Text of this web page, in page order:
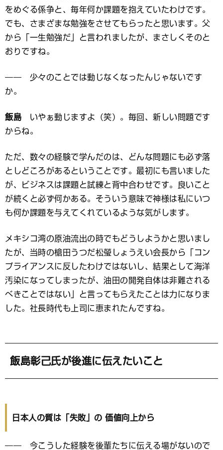
をめぐる係争と、毎年何か課題を抱えていたわけです。
でも、さまざまな勉強をさせてもらったと思います。父
から「一生勉強だ」と言われましたが、まさしくそのと
おりですね。
―― 少々のことでは動じなくなったんじゃないです
か。
飯島 いやぁ動じますよ（笑）。毎回、新しい問題です
からね。
ただ、数々の経験で学んだのは、どんな問題にも必ず落
としどころがあるということです。最初にも言いました
が、ビジネスは課題と試練と背中合わせです。良いこと
が続くと必ず何かある。そういう意味で神様は私にいつ
も何か課題を与えてくれているような気がします。
メキシコ湾の原油流出の時でもどうしようかと思いまし
たが、当時の槍田うつだ松瑩しょうえい会長から「コン
プライアンスに反したわけではないし、結果として海洋
汚染になってしまったが、油田の開発自体は非難される
べきことではない」と言ってもらえたことは力になりま
した。社長時代も上司に恵まれたんですね。
飯島彰己氏が後進に伝えたいこと
日本人の質は「失敗」の 価値向上から
―― 今こうした経験を後輩たちに伝える場がないので